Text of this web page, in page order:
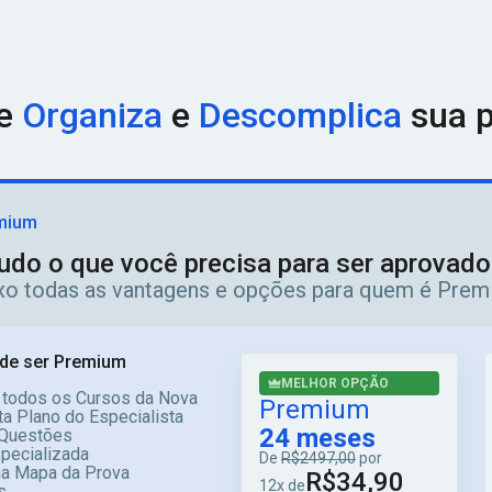
e Estudo Sem Fronteiras Ao adquirir um curso,
por dia. Estude no computador, tablet ou smartphone,
pelos candidatos. Use os filtros abaixo para encontrar o
Organiza e Descomplica sua
o que você precisa para ser
todas as vantagens e opções para quem é
ser Premium
os Cursos da Nova
Plano do Especialista
Mapa da Prova
MELHOR OPÇÃO
Premium
24 meses
De R$2497,00por
12x deR$34,90